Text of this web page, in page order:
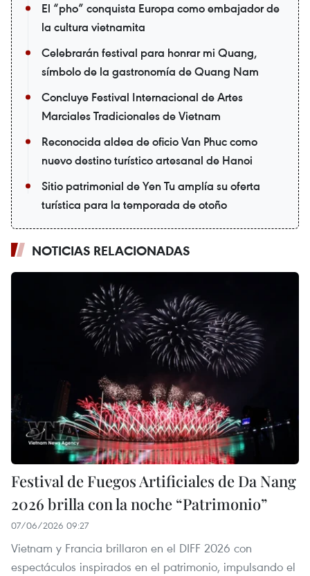
El “pho” conquista Europa como embajador de
la cultura vietnamita
Celebrarán festival para honrar mi Quang,
símbolo de la gastronomía de Quang Nam
Concluye Festival Internacional de Artes
Marciales Tradicionales de Vietnam
Reconocida aldea de oficio Van Phuc como
nuevo destino turístico artesanal de Hanoi
Sitio patrimonial de Yen Tu amplía su oferta
turística para la temporada de otoño
NOTICIAS RELACIONADAS
Festival de Fuegos Artificiales de Da Nang
2026 brilla con la noche “Patrimonio”
07/06/2026 09:27
Vietnam y Francia brillaron en el DIFF 2026 con
espectáculos inspirados en el patrimonio, impulsando el